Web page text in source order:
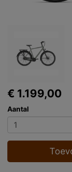
€ 1.199,00
Aantal